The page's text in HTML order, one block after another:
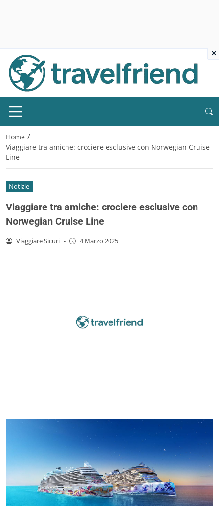
Home /
Viaggiare tra amiche: crociere esclusive con Norwegian Cruise
Line
Notizie
Viaggiare tra amiche: crociere esclusive con
Norwegian Cruise Line
Viaggiare Sicuri - 4 Marzo 2025
×